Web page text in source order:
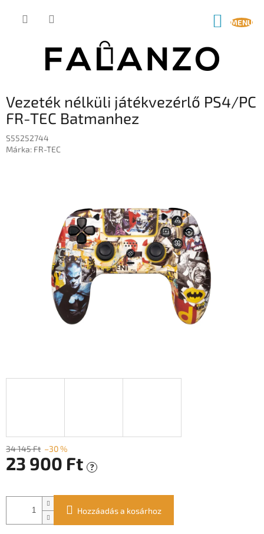
KOSÁR
Vezeték nélküli játékvezérlő PS4/PC
FR-TEC Batmanhez
S55252744
Márka: FR-TEC
34 145 Ft –30 %
23 900 Ft ?
Hozzáadás a kosárhoz